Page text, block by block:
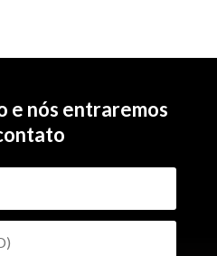
e nós entraremos